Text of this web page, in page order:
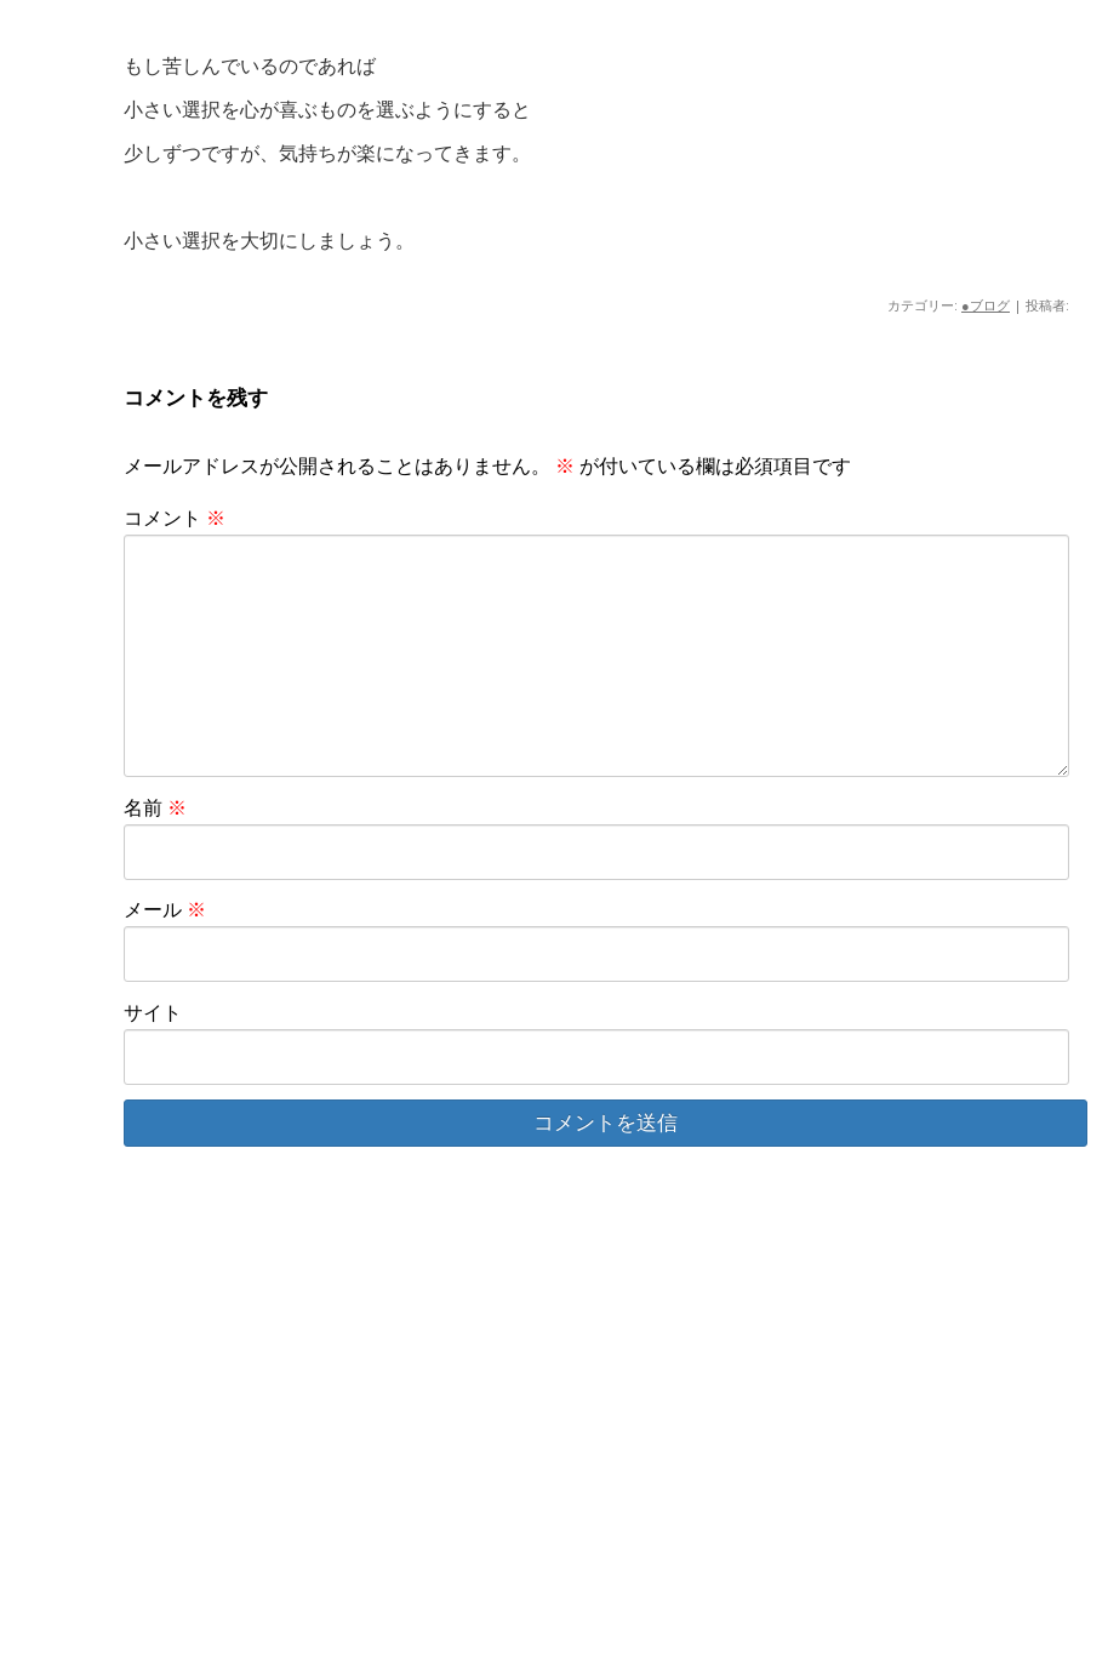
もし苦しんでいるのであれば
小さい選択を心が喜ぶものを選ぶようにすると
少しずつですが、気持ちが楽になってきます。
小さい選択を大切にしましょう。
カテゴリー: ●ブログ | 投稿者:
コメントを残す
メールアドレスが公開されることはありません。 ※ が付いている欄は必須項目です
コメント ※
名前 ※
メール ※
サイト